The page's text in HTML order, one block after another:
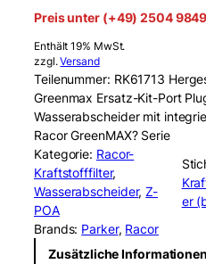
Preis unter (+49) 2504
Enthält 19% MwSt.
zzgl.Versand
Teilenummer: RK61713
Greenmax Ersatz-Kit-Port
Wasserabscheider mit
Racor GreenMAX? Serie
Kategorie: Racor-
Kraftstofffilter
Wasserabscheider, Z-
POA
er
Brands: Parker, Racor
Zusätzliche Informationen